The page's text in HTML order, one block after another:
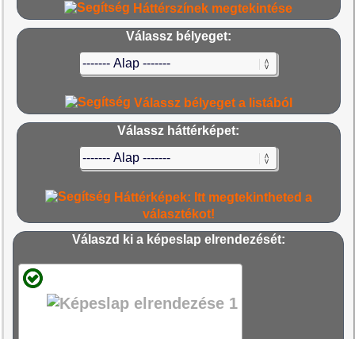
Háttérszínek megtekintése
Válassz bélyeget:
Válassz bélyeget a listából
Válassz háttérképet:
Háttérképek: Itt megtekintheted a
választékot!
Válaszd ki a képeslap elrendezését: